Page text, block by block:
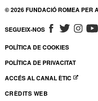
© 2026 FUNDACIÓ ROMEA PER
SEGUEIX-NOS ABRE EN
ABRE
POLÍTICA DE COOKIES
POLÍTICA DE PRIVACITAT
ACCÉS AL CANAL ÈTIC
ABRE EN NUEVA VENTANA
CRÈDITS WEB